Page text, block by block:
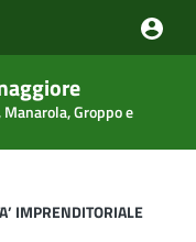
Groppo e
IMPRENDITORIALE